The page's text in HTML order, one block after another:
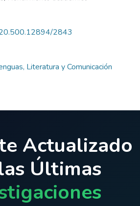
2843
Literatura y Comunicación
Actualizado
Últimas